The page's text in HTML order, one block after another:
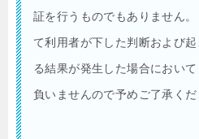
証を行うものでもありません
て利用者が下した判断および
る結果が発生した場合におい
負いませんので予めご了承くだ